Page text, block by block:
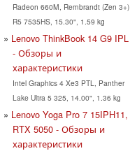
Radeon 660M, Rembrandt (Zen 3+)
R5 7535HS, 15.30", 1.59 kg
Lenovo ThinkBook 14 G9 IPL
- Обзоры и
характеристики
Intel Graphics 4 Xe3 PTL, Panther
Lake Ultra 5 325, 14.00", 1.36 kg
Lenovo Yoga Pro 7 15IPH11,
RTX 5050 - Обзоры и
характеристики